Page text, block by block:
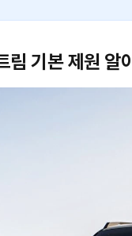
림 기본 제원 알